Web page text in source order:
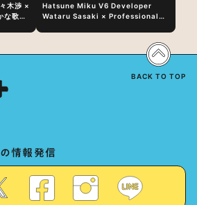
木渉 ×
な歌声
Hatsune Miku V6 Developer
Wataru Sasaki × Professional
Vocal Expression Lies in “Love
for the singing characters” and
の情報発信
BACK TO TOP